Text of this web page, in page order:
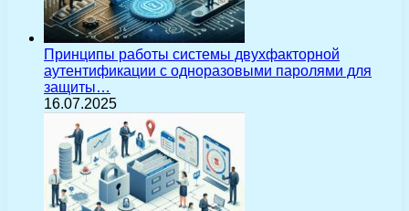
Принципы работы системы двухфакторной
аутентификации с одноразовыми паролями для
защиты…
16.07.2025